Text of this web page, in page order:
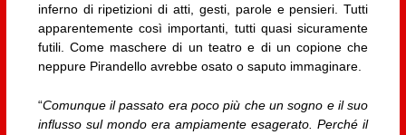
inferno di ripetizioni di atti, gesti, parole e pensieri. Tutti
apparentemente così importanti, tutti quasi sicuramente
futili. Come maschere di un teatro e di un copione che
neppure Pirandello avrebbe osato o saputo immaginare.
“Comunque il passato era poco più che un sogno e il suo
influsso sul mondo era ampiamente esagerato. Perché il